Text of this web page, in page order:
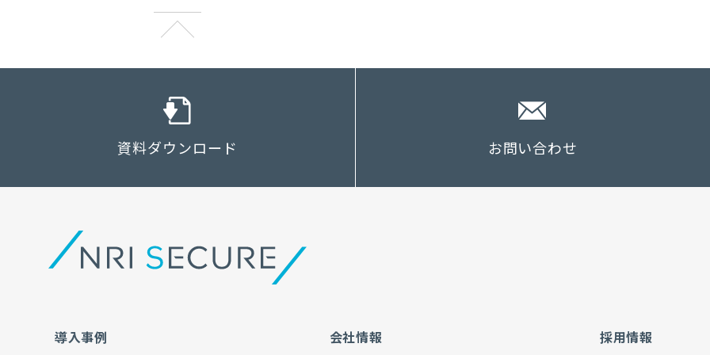
資料ダウンロード お問い合わせ
導入事例 会社情報 採用情報